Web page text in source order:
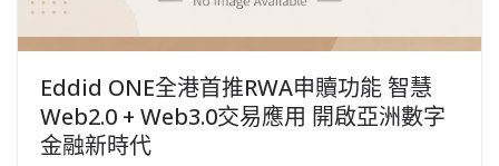
Eddid ONE全港首推RWA申贖功能 智慧
Web2.0 + Web3.0交易應用 開啟亞洲數字
金融新時代